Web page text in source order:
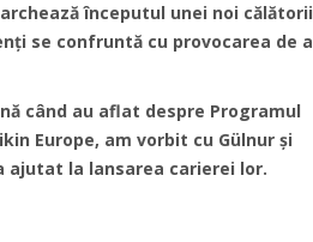
începutul unei noi călătorii
se confruntă cu provocarea de a
când au aflat despre Programul
Europe, am vorbit cu Gülnur și
ajutat la lansarea carierei lor.